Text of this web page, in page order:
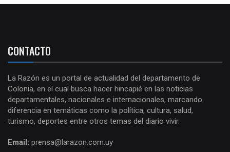
CONTACTO
La Razón es un portal de actualidad del departamento de
Colonia, en el cual busca hacer hincapié en las noticias
departamentales, nacionales e internacionales, marcando
diferencia en temáticas como la política, cultura, salud,
turismo, deportes entre otros temas del diario vivir.
Email: prensa@larazon.com.uy